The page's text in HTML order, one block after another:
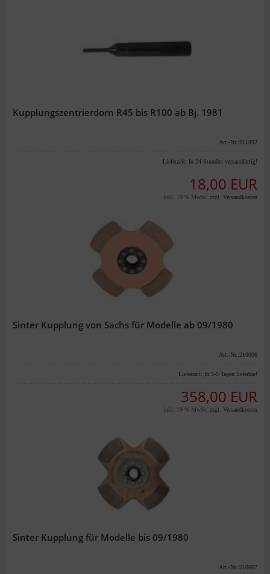
Kupplungszentrierdorn R45 bis R100 ab Bj. 1981
Art.-Nr.:211892
Lieferzeit: In 24 Stunden versandfertig!
18,00 EUR
inkl. 19 % MwSt. zzgl. Versandkosten
Sinter Kupplung von Sachs für Modelle ab 09/1980
Art.-Nr.:210006
Lieferzeit: In 3-5 Tagen lieferbar!
358,00 EUR
inkl. 19 % MwSt. zzgl. Versandkosten
Sinter Kupplung für Modelle bis 09/1980
Art.-Nr.:210007